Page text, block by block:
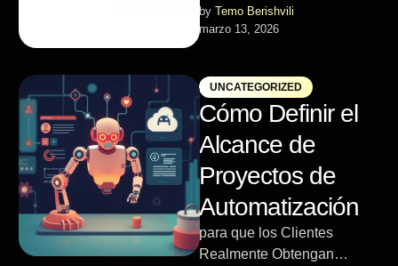
desarrollador que escribe
código personalizado para
by Temo Berishvili
marzo 13, 2026
UNCATEGORIZED
Cómo Definir el
Alcance de
Proyectos de
Automatización
para que los Clientes
Realmente Obtengan